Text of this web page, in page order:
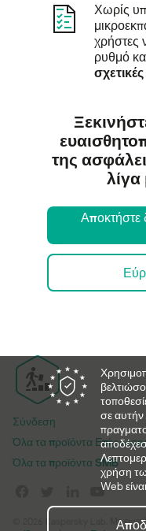
Χωρίς
χρήστες
ρυθμό
της
Αποκτήστε
Σύνδεση
Όλα τα προϊόντα
Όλα τα προϊόντα SMB
© 2026 Kaspersky Lab. Με
σε αυτήν
χρήση
Web